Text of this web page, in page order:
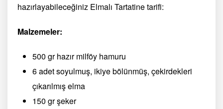
hazırlayabileceğiniz Elmalı Tartatine tarifi:
Malzemeler:
500 gr hazır milföy hamuru
6 adet soyulmuş, ikiye bölünmüş, çekirdekleri
çıkarılmış elma
150 gr şeker